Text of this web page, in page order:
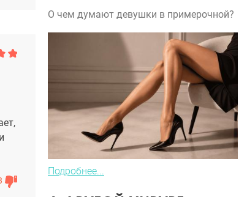
О чем думают девушки в примерочной?
Подробнее...